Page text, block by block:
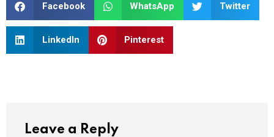
Facebook WhatsApp Twitter
LinkedIn Pinterest
Leave a Reply